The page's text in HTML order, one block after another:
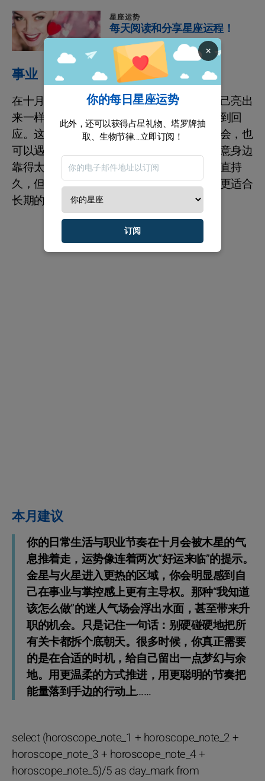
星座运势
每天阅读和分享星座运程！
事业
在十月，你会在世界的目光里发光，像把自己亮出
来一样。等待终于不再只是等待，而是会得到回
应。这是一个很有利的时机，你可以遇见机会，也
可以遇见心动的合作与缘分。你要做的是留意身边
靠得太近的人和事。谁都不能保证关系会一直持
久，但你能决定自己是否选择更稳、更真、更适合
长期的那一种。
本月建议
你的日常生活与职业节奏在十月会被木星的气
息推着走，运势像连着两次“好运来临”的提示。
金星与火星进入更热的区域，你会明显感到自
己在事业与掌控感上更有主导权。那种“我知道
该怎么做”的迷人气场会浮出水面，甚至带来升
职的机会。只是记住一句话：别硬碰硬地把所
有关卡都拆个底朝天。很多时候，你真正需要
的是在合适的时机，给自己留出一点梦幻与余
地。用更温柔的方式推进，用更聪明的节奏把
能量落到手边的行动上……
select (horoscope_note_1 + horoscope_note_2 +
horoscope_note_3 + horoscope_note_4 +
horoscope_note_5)/5 as day_mark from
×
你的每日星座运势
此外，还可以获得占星礼物、塔罗牌抽
取、生物节律...立即订阅！
订阅